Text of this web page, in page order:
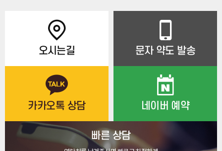
오시는길 문자 약도 발송
카카오톡 상담 네이버 예약
빠른 상담